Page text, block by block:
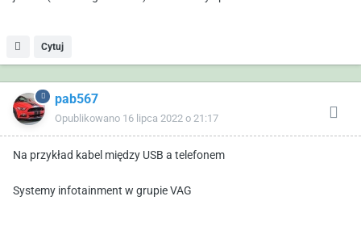
Cytuj
pab567
Opublikowano 16 lipca 2022 o 21:17
Na przykład kabel między USB a telefonem
Systemy infotainment w grupie VAG